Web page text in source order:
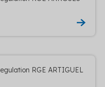
RGE ARTIGUEL